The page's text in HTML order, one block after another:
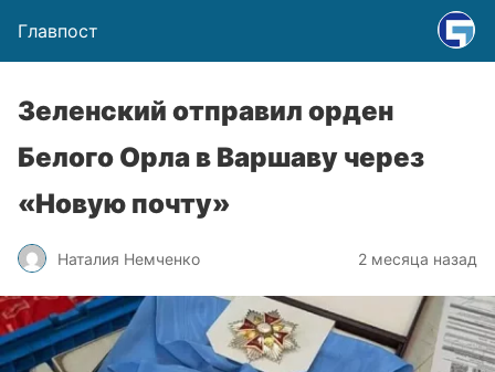
Главпост
Зеленский отправил орден
Белого Орла в Варшаву через
«Новую почту»
Наталия Немченко 2 месяца назад